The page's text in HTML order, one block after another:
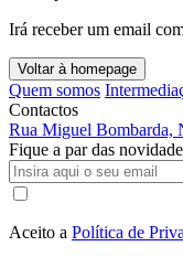
Irá receber um email
Voltar à homepage
Quem somos
Contactos
Rua Miguel Bombarda,
Fique a par das
Aceito a Política de